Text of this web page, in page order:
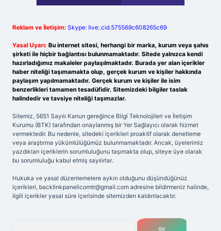
Reklam ve İletişim: Skype: live:.cid.575569c608265c69
Yasal Uyarı: Bu internet sitesi, herhangi bir marka, kurum veya şahıs
şirketi ile hiçbir bağlantısı bulunmamaktadır. Sitede yalnızca kendi
hazırladığımız makaleler paylaşılmaktadır. Burada yer alan içerikler
haber niteliği taşımamakta olup, gerçek kurum ve kişiler hakkında
paylaşım yapılmamaktadır. Gerçek kurum ve kişiler ile isim
benzerlikleri tamamen tesadüfidir. Sitemizdeki bilgiler taslak
halindedir ve tavsiye niteliği taşımazlar.
Sitemiz, 5651 Sayılı Kanun gereğince Bilgi Teknolojileri ve İletişim
Kurumu (BTK) tarafından onaylanmış bir Yer Sağlayıcı olarak hizmet
vermektedir. Bu nedenle, sitedeki içerikleri proaktif olarak denetleme
veya araştırma yükümlülüğümüz bulunmamaktadır. Ancak, üyelerimiz
yazdıkları içeriklerin sorumluluğunu taşımakta olup, siteye üye olarak
bu sorumluluğu kabul etmiş sayılırlar.
Hukuka ve yasal düzenlemelere aykırı olduğunu düşündüğünüz
içerikleri, backlinkpanelicomtr@gmail.com adresine bildirmeniz halinde,
ilgili içerikler yasal süre içerisinde sitemizden kaldırılacaktır.